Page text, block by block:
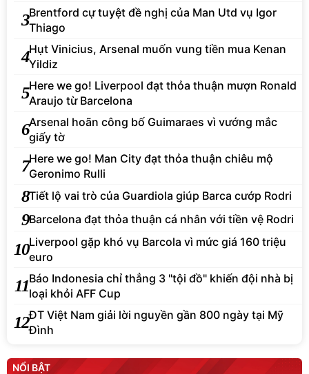
3Brentford cự tuyệt đề nghị của Man Utd vụ Igor
Thiago
4Hụt Vinicius, Arsenal muốn vung tiền mua Kenan
Yildiz
5Here we go! Liverpool đạt thỏa thuận mượn Ronald
Araujo từ Barcelona
6Arsenal hoãn công bố Guimaraes vì vướng mắc
giấy tờ
7Here we go! Man City đạt thỏa thuận chiêu mộ
Geronimo Rulli
8Tiết lộ vai trò của Guardiola giúp Barca cướp Rodri
9Barcelona đạt thỏa thuận cá nhân với tiền vệ Rodri
10Liverpool gặp khó vụ Barcola vì mức giá 160 triệu
euro
11Báo Indonesia chỉ thẳng 3 "tội đồ" khiến đội nhà bị
loại khỏi AFF Cup
12ĐT Việt Nam giải lời nguyền gần 800 ngày tại Mỹ
Đình
NỔI BẬT